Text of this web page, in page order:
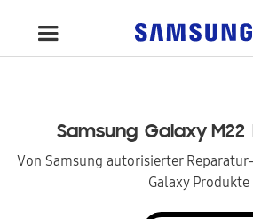
Samsung Galaxy M22
Von Samsung autorisierter
Galaxy Produkte